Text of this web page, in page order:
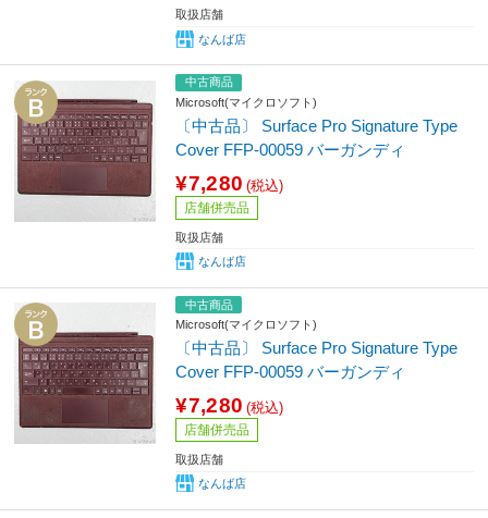
取扱店舗
なんば店
中古商品
Microsoft(マイクロソフト)
〔中古品〕 Surface Pro Signature Type
Cover FFP-00059 バーガンディ
¥7,280 (税込)
店舗併売品
取扱店舗
なんば店
中古商品
Microsoft(マイクロソフト)
〔中古品〕 Surface Pro Signature Type
Cover FFP-00059 バーガンディ
¥7,280 (税込)
店舗併売品
取扱店舗
なんば店